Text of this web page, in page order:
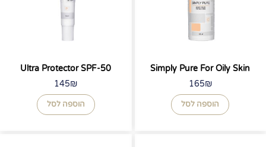
Simply Pure For Oily Skin
165₪
הוספה לסל
Ultra Protector SPF-50
145₪
הוספה לסל